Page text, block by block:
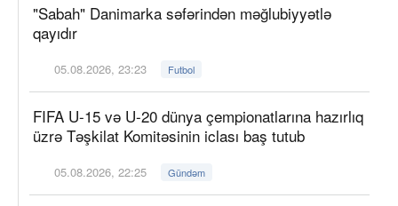
"Sabah" Danimarka səfərindən məğlubiyyətlə
qayıdır
05.08.2026, 23:23 Futbol
FIFA U-15 və U-20 dünya çempionatlarına hazırlıq
üzrə Təşkilat Komitəsinin iclası baş tutub
05.08.2026, 22:25 Gündəm